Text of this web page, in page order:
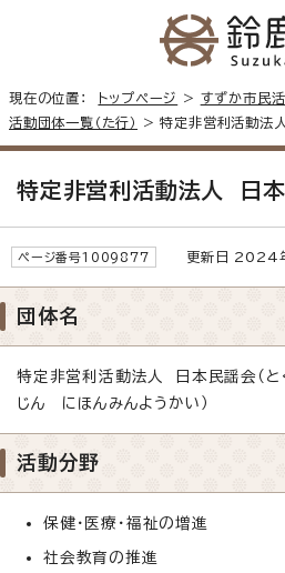
現在の位置： トップページ > すずか市民
活動団体一覧（た行）
> 特定非営利活動法
特定非営利活動法人 日本
ページ番号1009877 更新日 2024
団体名
特定非営利活動法人 日本民謡会（と
じん にほんみんようかい）
活動分野
保健・医療・福祉の増進
社会教育の推進